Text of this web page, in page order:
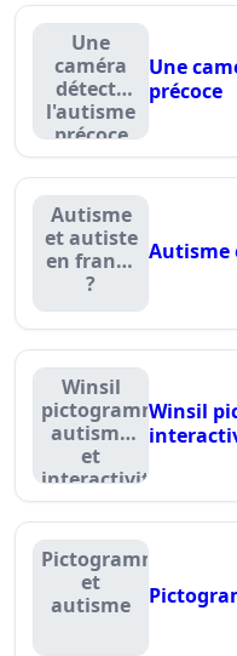
Une
caméra
détecte
l'autisme
précoce
Une
précoce
Autisme
et autiste
en france
?
Autisme
Winsil
pictogrammes
autisme
et
interactivité
Winsil
Pictogrammes
et
autisme